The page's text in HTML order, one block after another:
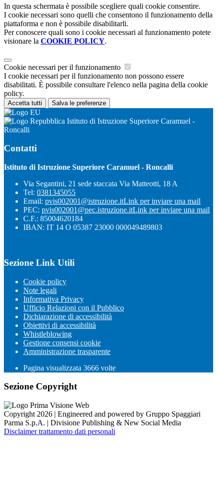
In questa schermata è possibile scegliere quali cookie consentire.
I cookie necessari sono quelli che consentono il funzionamento della
piattaforma e non è possibile disabilitarli.
Per conoscere quali sono i cookie necessari al funzionamento potete
visionare la COOKIE POLICY.
Cookie necessari per il funzionamento
I cookie necessari per il funzionamento non possono essere
disabilitati. È possibile consultare l'elenco nella pagina della cookie
policy.
Accetta tutti Salva le preferenze
Istituto di Istruzione Superiore Caramuel -
Roncalli
Contatti
Istituto di Istruzione Superiore Caramuel - Roncalli
Via Segantini, 21 sede staccata Via Matteotti, 18 A
Tel: 0381345055
Email: pvis002001@istruzione.itLink per inviare una mail
PEC: pvis002001@pec.istruzione.itLink per inviare una mail
C.F.: 85004620184
IBAN: IT 14 O 05387 23000 000049489803
Sezione Link Utili
Cookie policy
Note legali
Informativa Privacy
Ufficio Relazioni con il Pubblico
Dichiarazione di accessibilità
Obiettivi di accessibilità
Whistleblowing
Gestione consensi cookie
Amministrazione trasparente
Pagina visualizzata 3666 volte
Sezione Copyright
Copyright 2026 | Engineered and powered by Gruppo Spaggiari
Parma S.p.A. | Divisione Publishing & New Social Media
Disclaimer trattamento dati personali